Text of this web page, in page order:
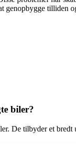
tilliden
biler?
De tilbyder et